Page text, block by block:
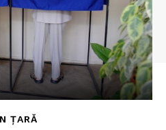
ȚARĂ